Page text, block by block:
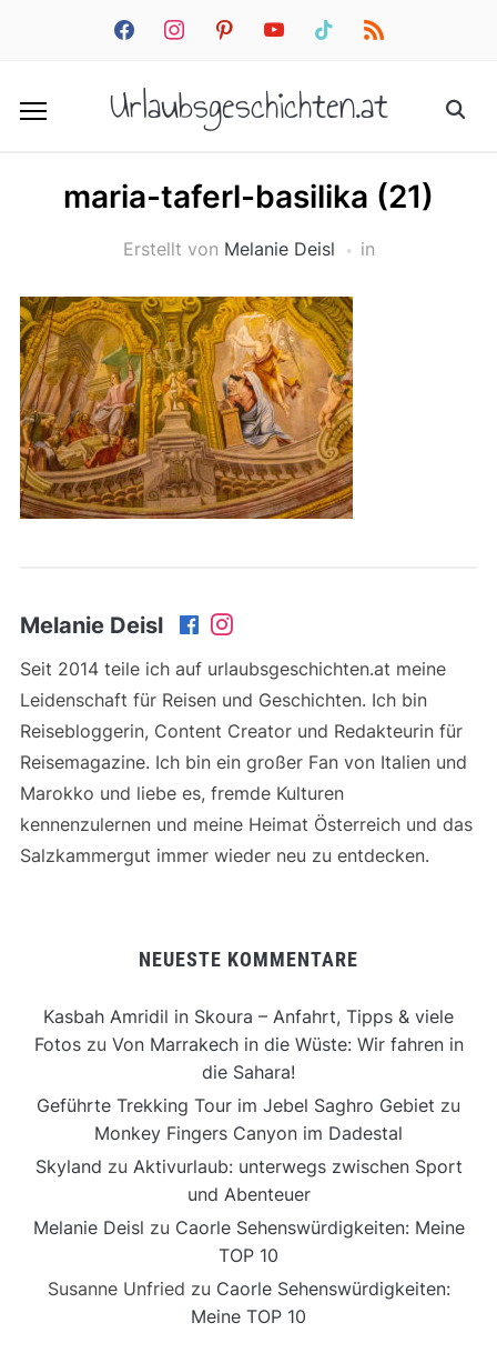
facebookinstagrampinterestyoutube tiktok rss
Urlaubsgeschichten.at
maria-taferl-basilika (21)
Erstellt von Melanie Deisl in
Melanie Deisl
Seit 2014 teile ich auf urlaubsgeschichten.at meine
Leidenschaft für Reisen und Geschichten. Ich bin
Reisebloggerin, Content Creator und Redakteurin für
Reisemagazine. Ich bin ein großer Fan von Italien und
Marokko und liebe es, fremde Kulturen
kennenzulernen und meine Heimat Österreich und das
Salzkammergut immer wieder neu zu entdecken.
NEUESTE KOMMENTARE
Kasbah Amridil in Skoura – Anfahrt, Tipps & viele
Fotoszu Von Marrakech in die Wüste: Wir fahren in
die Sahara!
Geführte Trekking Tour im Jebel Saghro Gebiet zu
Monkey Fingers Canyon im Dadestal
Skyland zu Aktivurlaub: unterwegs zwischen Sport
und Abenteuer
Melanie Deisl zu Caorle Sehenswürdigkeiten: Meine
TOP 10
Susanne Unfried zu Caorle Sehenswürdigkeiten:
Meine TOP 10